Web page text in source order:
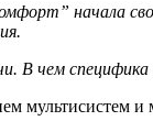
начала
В чем
мультисистем